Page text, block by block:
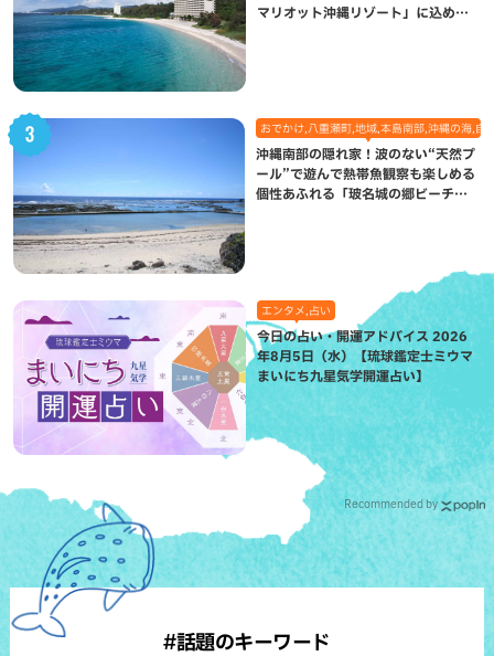
マリオット沖縄リゾート」に込めら
おでかけ,八重瀬町,地域,本島南部,沖縄の海,自
沖縄南部の隠れ家！波のない“天然プ
ール”で遊んで熱帯魚観察も楽しめる
個性あふれる「玻名城の郷ビーチ」
エンタメ,占い
今日の占い・開運アドバイス 2026
年8月5日（水）【琉球鑑定士ミウマ
まいにち九星気学開運占い】
Recommended by
#話題のキーワード